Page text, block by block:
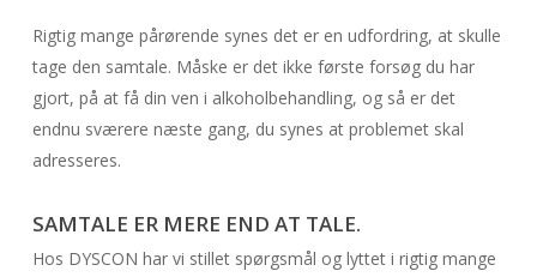
Rigtig mange pårørende synes det er en udfordring, at skulle
tage den samtale. Måske er det ikke første forsøg du har
gjort, på at få din ven i alkoholbehandling, og så er det
endnu sværere næste gang, du synes at problemet skal
adresseres.
SAMTALE ER MERE END AT TALE.
Hos DYSCON har vi stillet spørgsmål og lyttet i rigtig mange